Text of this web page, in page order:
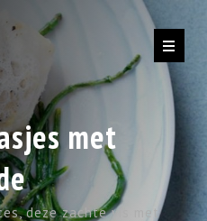
met
deze zachte vis met